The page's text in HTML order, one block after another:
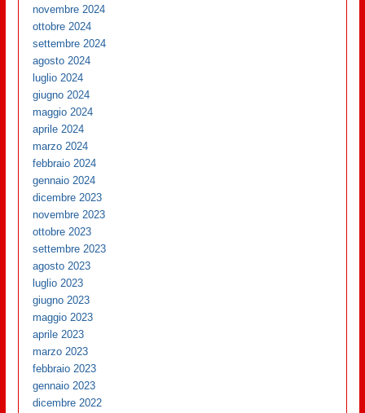
novembre 2024
ottobre 2024
settembre 2024
agosto 2024
luglio 2024
giugno 2024
maggio 2024
aprile 2024
marzo 2024
febbraio 2024
gennaio 2024
dicembre 2023
novembre 2023
ottobre 2023
settembre 2023
agosto 2023
luglio 2023
giugno 2023
maggio 2023
aprile 2023
marzo 2023
febbraio 2023
gennaio 2023
dicembre 2022